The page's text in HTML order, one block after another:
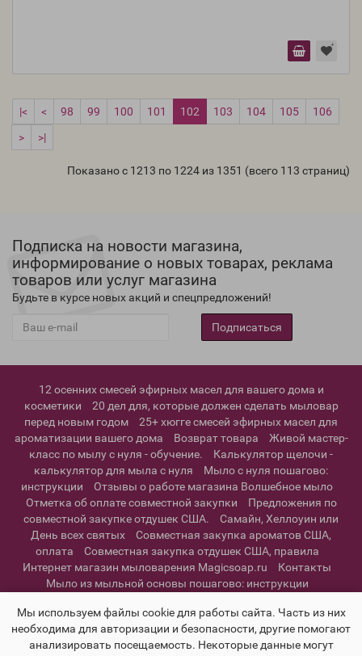
|< < 98 99 100 101 102 103 104 105
106
>
>|
Показано с 1213 по 1224 из 1351 (всего 113 страниц)
Подписка на новости магазина,
информирование о новых товарах, реклама
товаров или услуг магазина
Будьте в курсе новых акций и спецпредложений!
Подписаться
12 осенних смесей эфирных масел для вашего дома и
косметики
20 дел для, которые должен сделать мыловар
перед новым годом
25+ хюгге смесей эфирных масел для
ароматизации вашего дома
Возврат товара
Живой мастер-
класс по мылу с нуля - обучение.
Калькулятор щелочи -
калькулятор для мыла с нуля
Мыло с нуля пошагово:
инструкции
Отзывы о работе магазина Волшебное мыло
Отметка об оплате совместной закупки
Предложения по
совместной закупке отдушек США.
Самайн, Хеллоуин или
День всех святых
Совместная закупка ароматов США,
оплата
Совместная закупка отдушек США, правила
Интернет магазин мыловарения Magicsoap.ru
Контакты
Мыло из мыльной основы пошагово: инструкции
пользовательское соглашение
Мы используем файлы cookie для работы сайта. Часть из них
необходима для авторизации и безопасности, другие помогают
анализировать посещаемость. Некоторые данные могут